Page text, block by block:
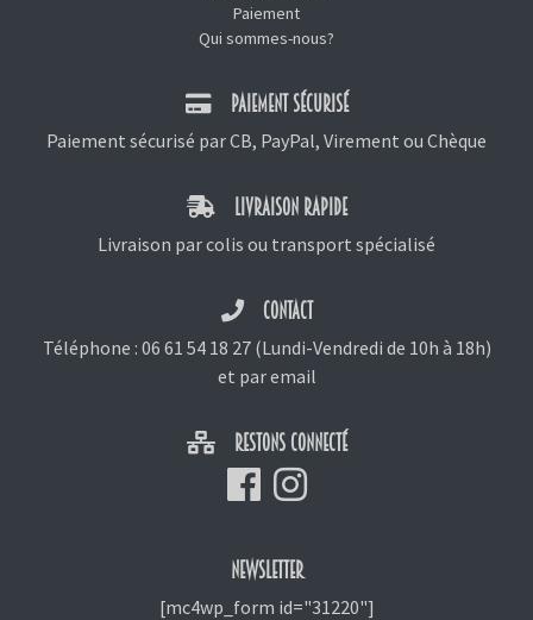
Paiement
Qui sommes-nous?
PAIEMENT SÉCURISÉ
Paiement sécurisé par CB, PayPal, Virement ou Chèque
LIVRAISON RAPIDE
Livraison par colis ou transport spécialisé
CONTACT
Téléphone : 06 61 54 18 27(Lundi-Vendredi de 10h à 18h)
et par email
RESTONS CONNECTÉ
NEWSLETTER
[mc4wp_form id="31220"]